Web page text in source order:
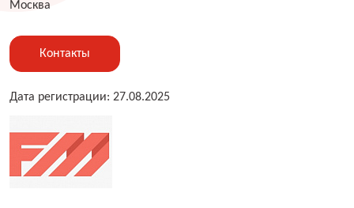
Москва
Контакты
Дата регистрации: 27.08.2025